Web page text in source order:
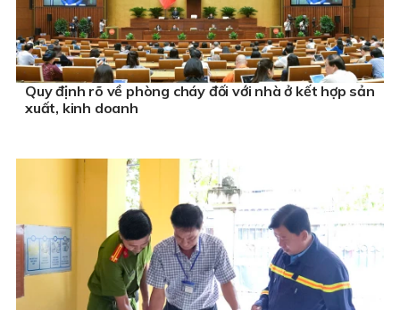
Quy định rõ về phòng cháy đối với nhà ở kết hợp sản
xuất, kinh doanh